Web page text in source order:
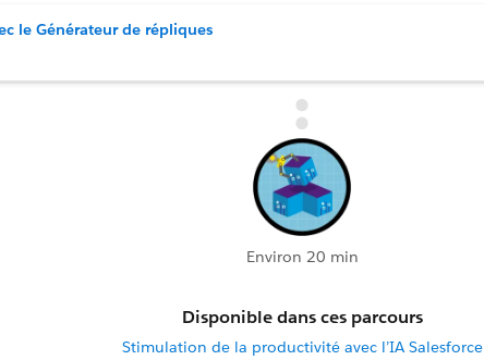
le Générateur de répliques
Environ 20 min
Disponible dans ces parcours
Stimulation de la productivité avec l’IA Salesforce